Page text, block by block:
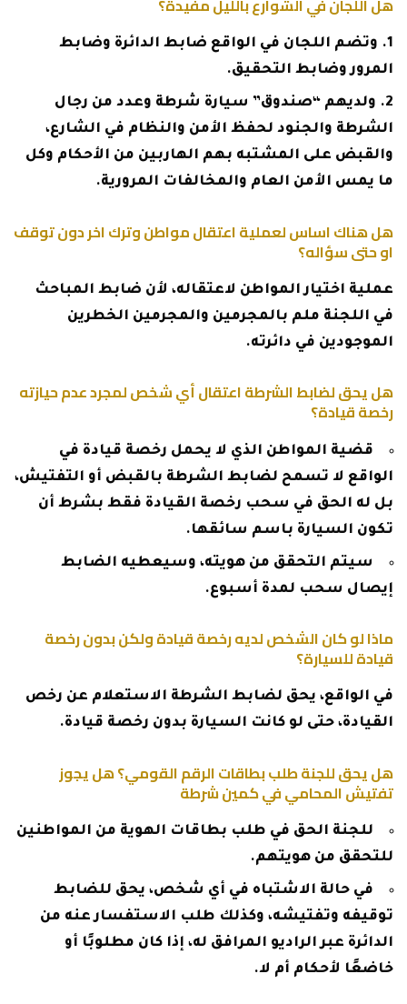
هل اللجان في الشوارع بالليل مفيدة؟
وتضم اللجان في الواقع ضابط الدائرة وضابط
المرور وضابط التحقيق.
ولديهم “صندوق” سيارة شرطة وعدد من رجال
الشرطة والجنود لحفظ الأمن والنظام في الشارع،
والقبض على المشتبه بهم الهاربين من الأحكام وكل
ما يمس الأمن العام والمخالفات المرورية.
هل هناك اساس لعملية اعتقال مواطن وترك اخر دون توقف
او حتى سؤاله؟
عملية اختيار المواطن لاعتقاله، لأن ضابط المباحث
في اللجنة ملم بالمجرمين والمجرمين الخطرين
الموجودين في دائرته.
هل يحق لضابط الشرطة اعتقال أي شخص لمجرد عدم حيازته
رخصة قيادة؟
قضية المواطن الذي لا يحمل رخصة قيادة في
الواقع لا تسمح لضابط الشرطة بالقبض أو التفتيش،
بل له الحق في سحب رخصة القيادة فقط بشرط أن
تكون السيارة باسم سائقها.
سيتم التحقق من هويته، وسيعطيه الضابط
إيصال سحب لمدة أسبوع.
ماذا لو كان الشخص لديه رخصة قيادة ولكن بدون رخصة
قيادة للسيارة؟
في الواقع، يحق لضابط الشرطة الاستعلام عن رخص
القيادة، حتى لو كانت السيارة بدون رخصة قيادة.
هل يحق للجنة طلب بطاقات الرقم القومي؟ هل يجوز
تفتيش المحامي في كمين شرطة
للجنة الحق في طلب بطاقات الهوية من المواطنين
للتحقق من هويتهم.
في حالة الاشتباه في أي شخص، يحق للضابط
توقيفه وتفتيشه، وكذلك طلب الاستفسار عنه من
الدائرة عبر الراديو المرافق له، إذا كان مطلوبًا أو
خاضعًا لأحكام أم لا.